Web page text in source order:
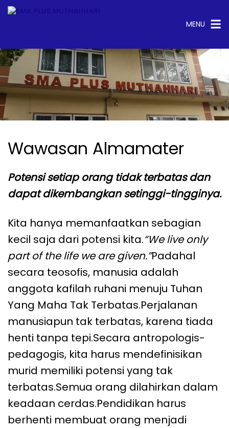
MENU
Wawasan Almamater
Potensi setiap orang tidak terbatas dan
dapat dikembangkan setinggi-tingginya.
Kita hanya memanfaatkan sebagian
kecil saja dari potensi kita.“We live only
part of the life we are given.”Padahal
secara teosofis, manusia adalah
anggota kafilah ruhani menuju Tuhan
Yang Maha Tak Terbatas.Perjalanan
manusiapun tak terbatas, karena tiada
henti tanpa tepi.Secara antropologis-
pedagogis, kita harus mendefinisikan
murid memiliki potensi yang tak
terbatas.Semua orang dilahirkan dalam
keadaan cerdas.Pendidikan harus
berhenti membuat orang menjadi